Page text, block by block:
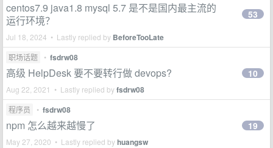
centos7.9 java1.8 mysql 5.7 是不是国内最主流的
运行环境？
Jul 18, 2024 • Lastly replied by BeforeTooLate
53
职场话题 • fsdrw08
高级 HelpDesk 要不要转行做 devops?
Aug 22, 2021 • Lastly replied byfsdrw08
10
程序员 • fsdrw08
npm 怎么越来越慢了
May 27, 2020 • Lastly replied byhuangsw
19